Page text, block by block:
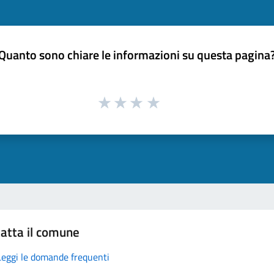
sono chiare le informazioni su questa
il comune
le domande frequenti